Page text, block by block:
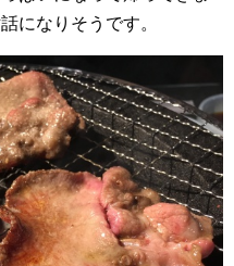
になりそうです。